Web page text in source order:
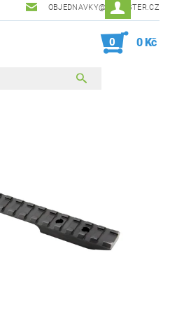
OBJEDNAVKY@IFORESTER.CZ
0 0 Kč